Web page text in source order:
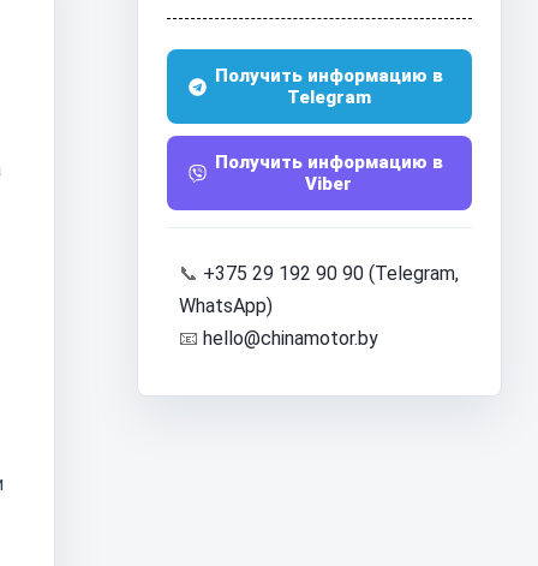
Получить информацию в
Telegram
Получить информацию в
Viber
📞 +375 29 192 90 90 (Telegram,
WhatsApp)
📧 hello@chinamotor.by